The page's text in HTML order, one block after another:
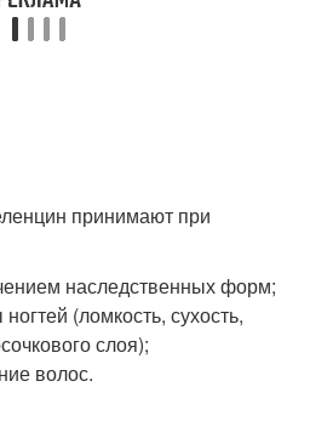
принимают при
наследственных форм;
(ломкость, сухость,
слоя);
волос.